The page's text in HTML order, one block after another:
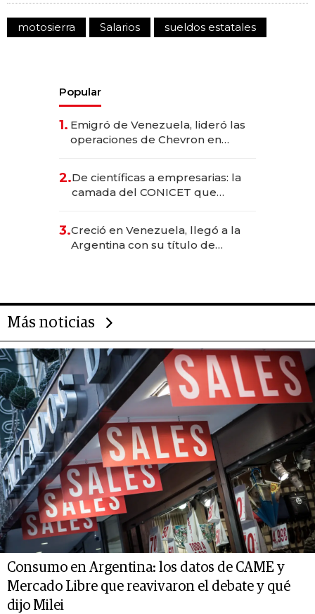
motosierra Salarios sueldos estatales
Popular
1. Emigró de Venezuela, lideró las
operaciones de Chevron en
2.De científicas a empresarias: la
camada del CONICET que
3.Creció en Venezuela, llegó a la
Argentina con su título de
Más noticias
Consumo en Argentina: los datos de CAME y
Mercado Libre que reavivaron el debate y qué
dijo Milei